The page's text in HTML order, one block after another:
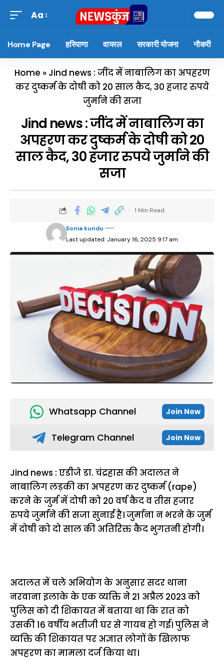
Aa
Home Page हरियाणा वायरल सरकारी योजना नौकरी
Home » Jind news : जींद में नाबालिग का अपहरण
कर दुष्कर्म के दोषी को 20 साल कैद, 30 हजार रुपये
जुर्माने की सजा
Jind news : जींद में नाबालिग का
अपहरण कर दुष्कर्म के दोषी को 20
साल कैद, 30 हजार रुपये जुर्माने की
सजा
Last updated: January 16, 2025 9:17 am
Sonia kundu
1 Min Read
Whatsapp Channel Join Now
Telegram Channel Join Now
Jind news : एडीजे डा. चंद्रहास की अदालत ने
नाबालिग लड़की का अपहरण कर दुष्कर्म (rape)
करने के जुर्म में दोषी को 20 वर्ष कैद व तीस हजार
रुपये जुर्माने की सजा सुनाई है। जुर्माना न भरने के जुर्म
में दोषी को दो साल की अतिरिक्त कैद भुगतनी होगी।
अदालत में चले अभियोग के अनुसार सदर थाना
नरवाना इलाके के एक व्यक्ति ने 21 अप्रैल 2023 को
पुलिस को दी शिकायत में बताया था कि रात को
उसकी 16 वर्षीय भतीजी घर से गायब हो गई। पुलिस ने
व्यक्ति की शिकायत पर अज्ञात लोगों के खिलाफ
अपहरण का मामला दर्ज किया था।